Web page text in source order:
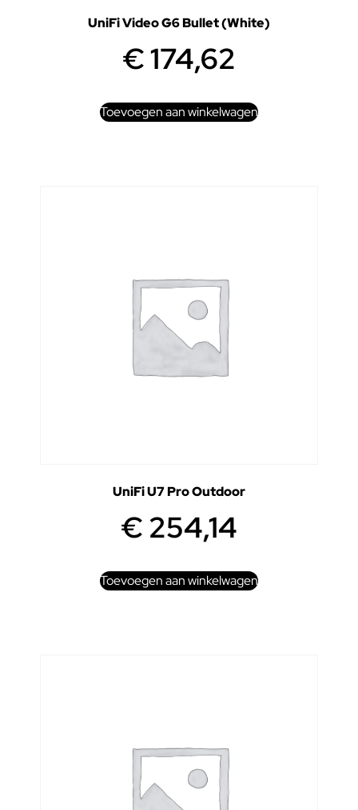
UniFi Video G6 Bullet (White)
€174,62
Toevoegen aan winkelwagen
UniFi U7 Pro Outdoor
€254,14
Toevoegen aan winkelwagen